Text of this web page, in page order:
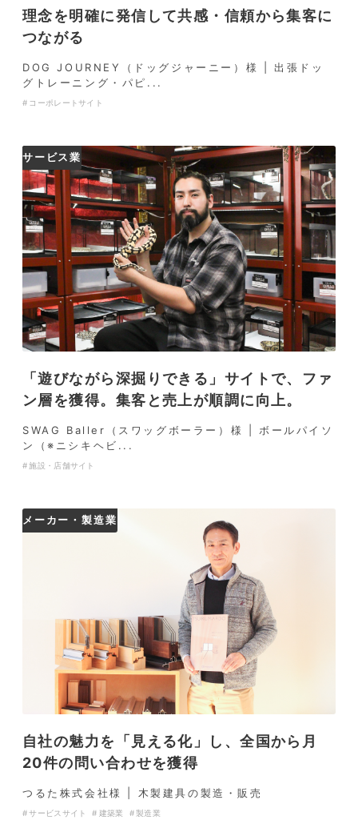
理念を明確に発信して共感・信頼から集客に
つながる
DOG JOURNEY（ドッグジャーニー）様 | 出張ドッ
グトレーニング・パピ...
コーポレートサイト
サービス業
「遊びながら深掘りできる」サイトで、ファ
ン層を獲得。集客と売上が順調に向上。
SWAG Baller（スワッグボーラー）様 | ボールパイソ
ン（※ニシキヘビ...
施設・店舗サイト
メーカー・製造業
自社の魅力を「見える化」し、全国から月
20件の問い合わせを獲得
つるた株式会社様 | 木製建具の製造・販売
サービスサイト 建築業 製造業